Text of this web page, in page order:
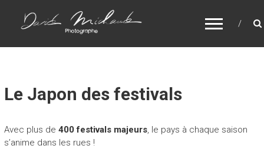
DAVID MICHAUD – PHOTOGRAPHE AU
Le Japon des festivals
Avec plus de 400 festivals majeurs, le pays à chaque saison
s’anime dans les rues !